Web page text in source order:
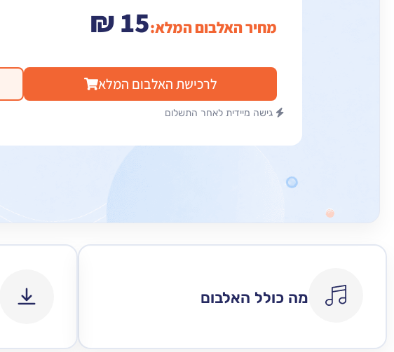
מחיר האלבום המלא: ₪15
לרכישת האלבום המלא
גישה מיידית לאחר התשלום
מה כולל האלבום